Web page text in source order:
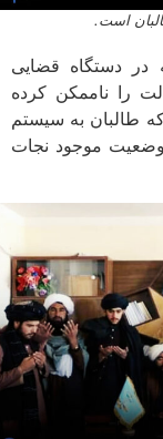
است.
قضایی
ناممکن کرده
به سیستم
موجود نجات